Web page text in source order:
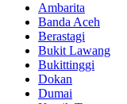
Ambarita
Banda Aceh
Berastagi
Bukit Lawang
Bukittinggi
Dokan
Dumai